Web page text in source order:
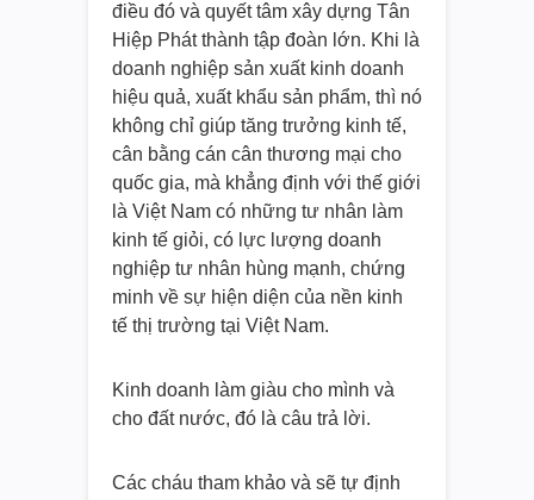
điều đó và quyết tâm xây dựng Tân
Hiệp Phát thành tập đoàn lớn. Khi là
doanh nghiệp sản xuất kinh doanh
hiệu quả, xuất khẩu sản phẩm, thì nó
không chỉ giúp tăng trưởng kinh tế,
cân bằng cán cân thương mại cho
quốc gia, mà khẳng định với thế giới
là Việt Nam có những tư nhân làm
kinh tế giỏi, có lực lượng doanh
nghiệp tư nhân hùng mạnh, chứng
minh về sự hiện diện của nền kinh
tế thị trường tại Việt Nam.
Kinh doanh làm giàu cho mình và
cho đất nước, đó là câu trả lời.
Các cháu tham khảo và sẽ tự định